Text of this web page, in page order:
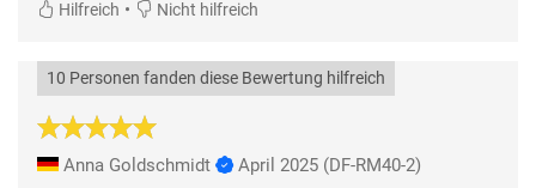
Hilfreich • Nicht hilfreich
10 Personen fanden diese Bewertung hilfreich
Anna Goldschmidt April 2025 (DF-RM40-2)